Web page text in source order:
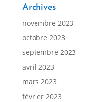
Archives
novembre 2023
octobre 2023
septembre 2023
avril 2023
mars 2023
février 2023